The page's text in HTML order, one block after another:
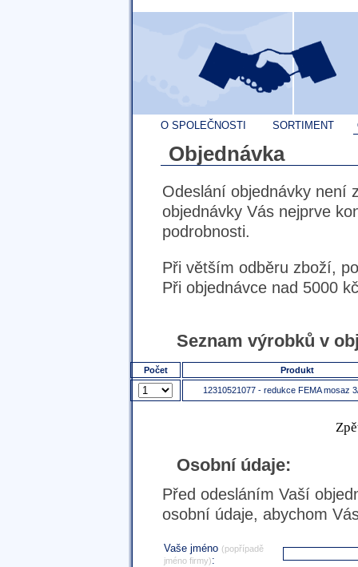
O SPOLEČNOSTI SORTIMENT
Objednávka
Odeslání objednávky není
objednávky Vás nejprve
podrobnosti.
Při větším odběru zboží,
Při objednávce nad 5000
Seznam výrobků v
Počet Produkt
12310521077 - redukce FEMA mosaz
Osobní údaje:
Před odesláním Vaší
osobní údaje, abychom
Vaše jméno (popřípadě
jméno firmy):